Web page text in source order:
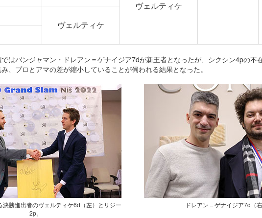
ヴェルティケ
ヴェルティケ
はバンジャマン・ドレアン＝ゲナイジア7dが新王者となったが、シクシン4pの不
、プロとアマの差が縮小していることが伺われる結果となった。
決勝進出者のヴェルティケ6d（左）とリジー
2p。
ドレアン＝ゲナイジア7d（右